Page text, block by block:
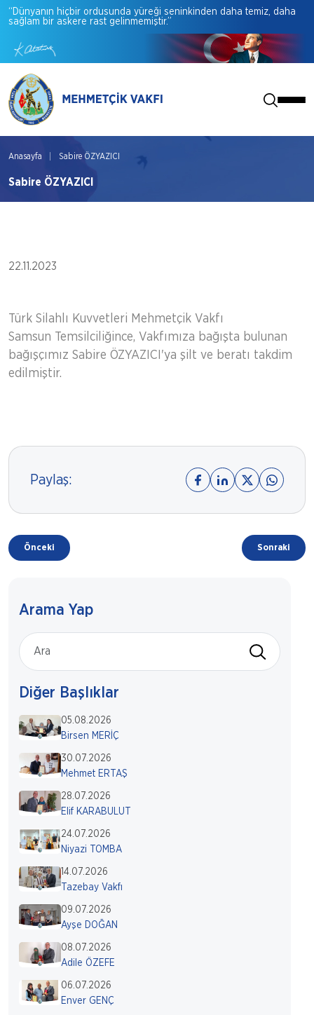
“Dünyanın hiçbir ordusunda yüreği seninkinden daha temiz, daha
sağlam bir askere rast gelinmemiştir.”
Anasayfa Sabire ÖZYAZICI
Sabire ÖZYAZICI
22.11.2023
Türk Silahlı Kuvvetleri Mehmetçik Vakfı
Samsun Temsilciliğince, Vakfımıza bağışta bulunan
bağışçımız Sabire ÖZYAZICI'ya şilt ve beratı takdim
edilmiştir.
Paylaş:
Önceki Sonraki
Arama Yap
Diğer Başlıklar
05.08.2026
Birsen MERİÇ
30.07.2026
Mehmet ERTAŞ
28.07.2026
Elif KARABULUT
24.07.2026
Niyazi TOMBA
14.07.2026
Tazebay Vakfı
09.07.2026
Ayşe DOĞAN
08.07.2026
Adile ÖZEFE
06.07.2026
Enver GENÇ